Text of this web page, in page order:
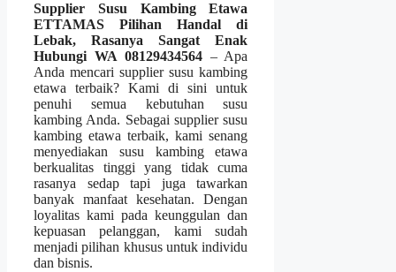
Supplier Susu Kambing Etawa
ETTAMAS Pilihan Handal di
Lebak, Rasanya Sangat Enak
Hubungi WA 08129434564– Apa
Anda mencari supplier susu kambing
etawa terbaik? Kami di sini untuk
penuhi semua kebutuhan susu
kambing Anda. Sebagai supplier susu
kambing etawa terbaik, kami senang
menyediakan susu kambing etawa
berkualitas tinggi yang tidak cuma
rasanya sedap tapi juga tawarkan
banyak manfaat kesehatan. Dengan
loyalitas kami pada keunggulan dan
kepuasan pelanggan, kami sudah
menjadi pilihan khusus untuk individu
dan bisnis.